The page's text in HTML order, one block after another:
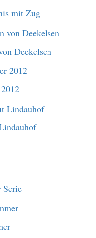
mit Zug
Deekelsen
Serie